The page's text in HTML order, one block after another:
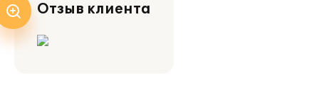
Отзыв клиента